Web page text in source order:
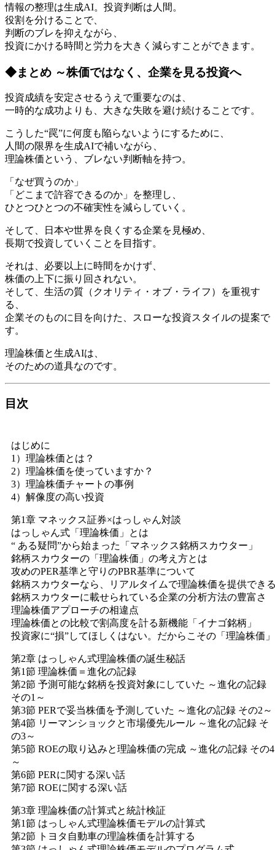
情報の整理は生成AI。投資判断は人間。
役割を分けることで、
判断のブレを抑えながら、
投資にかける時間と労力を大きく減らすことができます。
◆まとめ ～株価ではなく、企業を見る投資へ
投資成績を安定させるうえで重要なのは、
一時的な成功よりも、大きな失敗を避け続けることです。
こうした“罠”に何度も陥らないようにするために、
人間の限界を生成AIで補いながら、
理論株価という、ブレない判断軸を持つ。
「なぜ買うのか」
「どこまで許容できるのか」を整理し、
ひとつひとつの不確実性を減らしていく。
そして、日本や世界を良くする企業を見極め、
長期で投資していくことを目指す。
それは、必要以上に時間をかけず、
株価の上下に振り回されない。
そして、生活の質（クオリティ・オブ・ライフ）を重視す
る、
企業そのものに目を向けた、スローな投資スタイルの提案で
す。
理論株価と生成AIは、
そのための道具なのです。
目次
はじめに
1）理論株価とは？
2）理論株価を使っていますか？
3）理論株価チャートの事例
4）解像度の高い投資
第1章 マネックス証券×はっしゃん対談
はっしゃん式「理論株価」とは
“ ある疑問”から始まった「マネックス銘柄スカウター」
銘柄スカウターの「理論株価」の考え方とは
攻めのPER基準と守りのPBR基準について
銘柄スカウターなら、リアルタイムで理論株価を提供でき
銘柄スカウターに載せられている企業の分析方法の豊富さ
理論株価アプローチの相違点
理論株価との比較で割高度を計る新機能「イナゴ銘柄」
投資家に“損”してほしくはない。だからこその「理論株価」
第2章 はっしゃん式理論株価の誕生秘話
第1節 理論株価＝進化の記録
第2節 予測可能な銘柄を投資対象にしていた ～進化の記録
その1～
第3節 PERで妥当株価を予測していた ～進化の記録 その2～
第4節 リーマンショックと市場優先ルール ～進化の記録 そ
の3～
第5節 ROEの取り込みと理論株価の完成 ～進化の記録 その4
～
第6節 PERに関する深い話
第7節 ROEに関する深い話
第3章 理論株価の計算式と統計検証
第1節 はっしゃん式理論株価モデルの計算式
第2節 トヨタ自動車の理論株価を計算する